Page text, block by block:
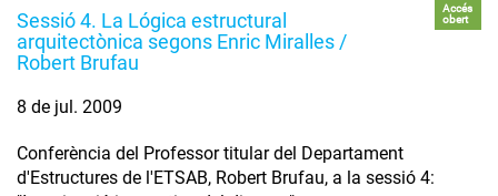
Sessió 4. La Lógica estructural
arquitectònica segons Enric Miralles /
Robert Brufau
Accés
obert
8 de jul. 2009
Conferència del Professor titular del Departament
d'Estructures de l'ETSAB, Robert Brufau, a la sessió 4: